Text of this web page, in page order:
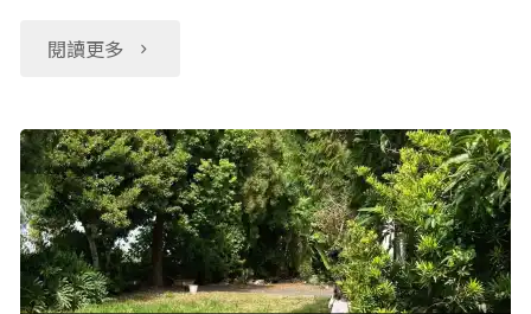
經
驗
誠
摯
天
像
這
樣"
閱讀更多
"比
力
發
展